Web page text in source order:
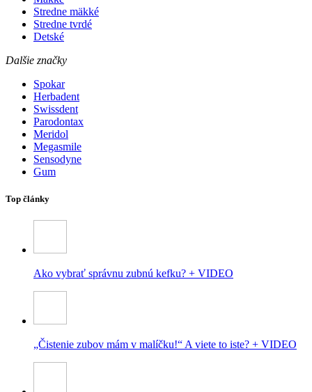
Stredne mäkké
Stredne tvrdé
Detské
Dalšie značky
Spokar
Herbadent
Swissdent
Parodontax
Meridol
Megasmile
Sensodyne
Gum
Top články
Ako vybrať správnu zubnú kefku? + VIDEO
„Čistenie zubov mám v malíčku!“ A viete to iste? + VIDEO